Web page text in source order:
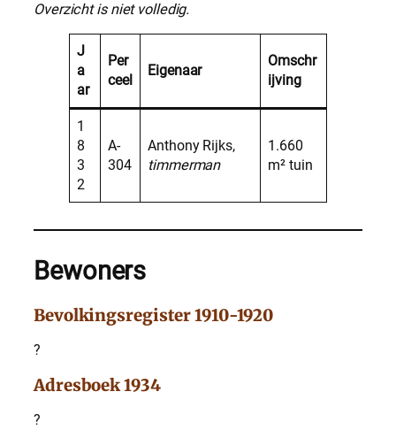
Overzicht is niet volledig.
J
a
ar
Per
ceel
Eigenaar
Omschr
ijving
1
8
3
2
A-
304
Anthony Rijks,
timmerman
1.660
m² tuin
Bewoners
Bevolkingsregister 1910-1920
?
Adresboek 1934
?